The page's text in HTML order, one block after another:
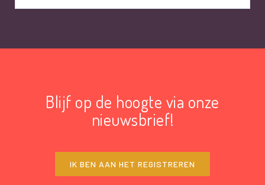
Blijf op de hoogte via onze
nieuwsbrief!
IK BEN AAN HET REGISTREREN